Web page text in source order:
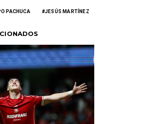
PACHUCA JESÚS MARTÍNEZ